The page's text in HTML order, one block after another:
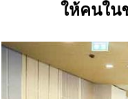
ให้คนใน